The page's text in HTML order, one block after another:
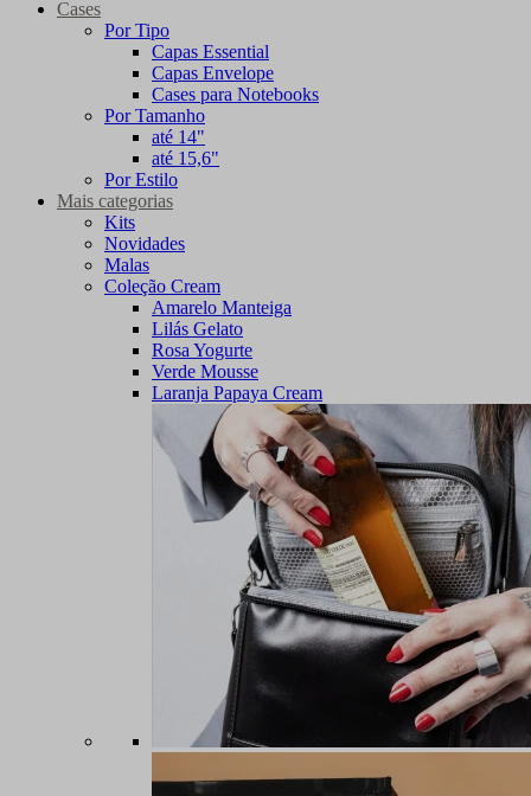
Cases
Por Tipo
Capas Essential
Capas Envelope
Cases para Notebooks
Por Tamanho
até 14"
até 15,6"
Por Estilo
Mais categorias
Kits
Novidades
Malas
Coleção Cream
Amarelo Manteiga
Lilás Gelato
Rosa Yogurte
Verde Mousse
Laranja Papaya Cream